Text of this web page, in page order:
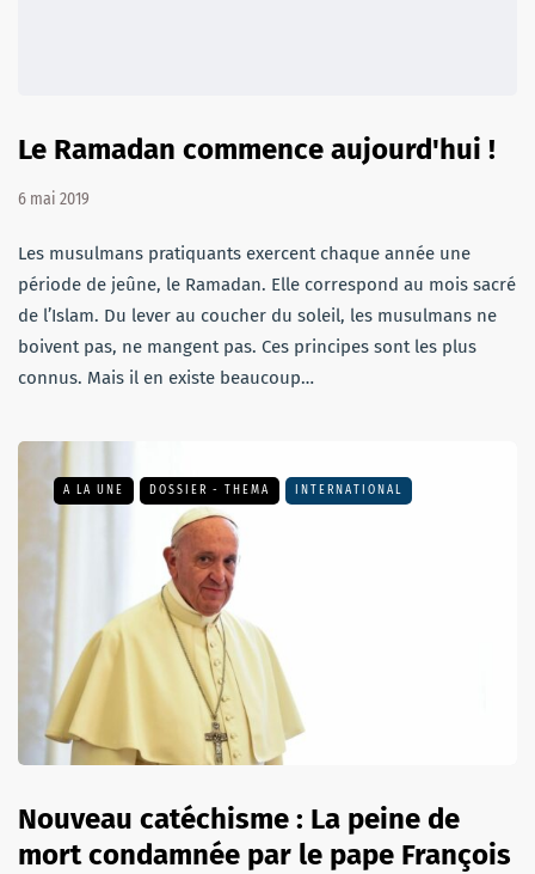
Le Ramadan commence aujourd'hui !
6 mai 2019
Les musulmans pratiquants exercent chaque année une
période de jeûne, le Ramadan. Elle correspond au mois sacré
de l’Islam. Du lever au coucher du soleil, les musulmans ne
boivent pas, ne mangent pas. Ces principes sont les plus
connus. Mais il en existe beaucoup…
A LA UNE DOSSIER - THEMA INTERNATIONAL
Nouveau catéchisme : La peine de
mort condamnée par le pape François